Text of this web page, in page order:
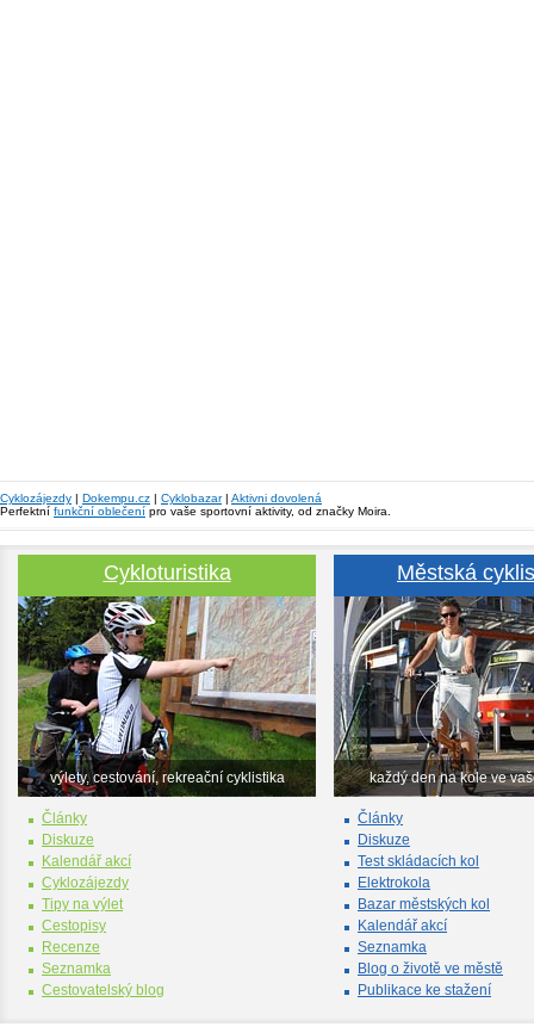
Cyklozájezdy | Dokempu.cz | Cyklobazar| Aktivni dovolená
Perfektní funkční oblečení pro vaše sportovní aktivity, od značky Moira.
Cykloturistika
výlety, cestování, rekreační cyklistika
Články
Diskuze
Kalendář akcí
Cyklozájezdy
Tipy na výlet
Cestopisy
Recenze
Seznamka
Cestovatelský blog
Městská
každý den na kole ve
Články
Diskuze
Test skládacích kol
Elektrokola
Bazar městských kol
Kalendář akcí
Seznamka
Blog o životě ve městě
Publikace ke stažení